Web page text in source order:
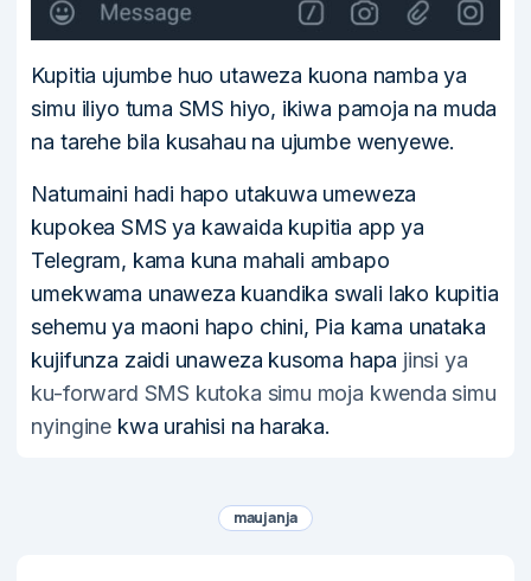
Kupitia ujumbe huo utaweza kuona namba ya
simu iliyo tuma SMS hiyo, ikiwa pamoja na muda
na tarehe bila kusahau na ujumbe wenyewe.
Natumaini hadi hapo utakuwa umeweza
kupokea SMS ya kawaida kupitia app ya
Telegram, kama kuna mahali ambapo
umekwama unaweza kuandika swali lako kupitia
sehemu ya maoni hapo chini, Pia kama unataka
kujifunza zaidi unaweza kusoma hapa jinsi ya
ku-forward SMS kutoka simu moja kwenda simu
nyingine kwa urahisi na haraka.
maujanja